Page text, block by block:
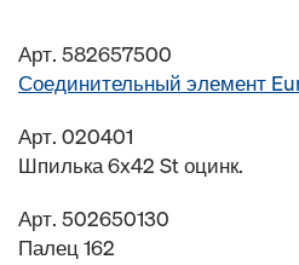
Арт. 582657500
Соединительный элемент
Арт. 020401
Шпилька 6x42 St оцинк.
Арт. 502650130
Палец 162